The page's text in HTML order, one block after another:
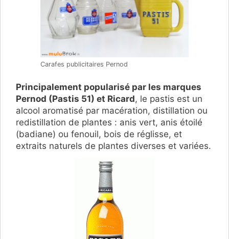
Carafes publicitaires Pernod
Principalement popularisé par les marques
Pernod (Pastis 51) et Ricard, le pastis est un
alcool aromatisé par macération, distillation ou
redistillation de plantes : anis vert, anis étoilé
(badiane) ou fenouil, bois de réglisse, et
extraits naturels de plantes diverses et variées.